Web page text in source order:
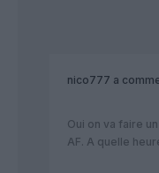
nico777 a
Oui on va faire
AF. A quelle